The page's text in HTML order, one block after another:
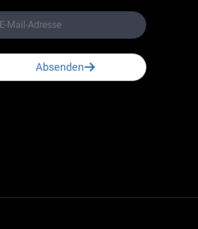
Absenden